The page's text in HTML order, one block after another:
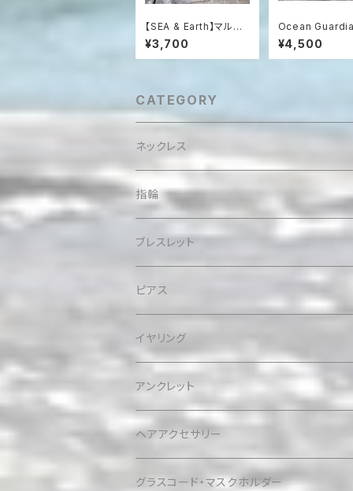
【SEA & Earth】マルチ
アマゾナイトと焦茶熔岩
のビーチアロマブレス
レット（スターフィッシ
¥3,700
Ocean
ミガメが泳ぐ楽
スレット（ゆった
ズ）
¥4,500
CATEGORY
ネックレス
指輪
ブレスレット
ピアス
イヤリング
アンクレット
ヘアアクセサリー
グラスコード・マスクホルダー